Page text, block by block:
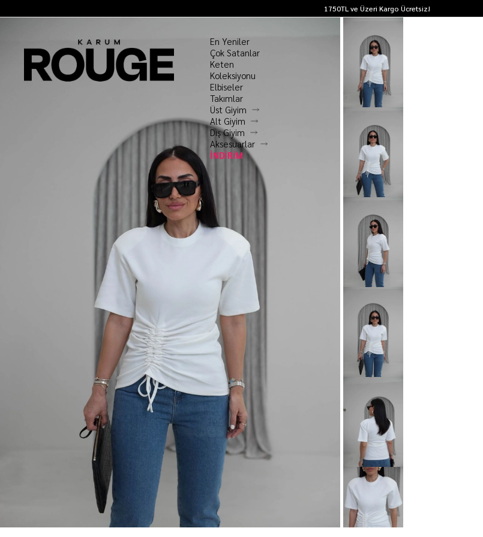
1750TL ve Üzeri Kargo Ücretsiz!
En Yeniler
Çok Satanlar
Keten
Koleksiyonu
Elbiseler
Takımlar
Üst Giyim
Alt Giyim
Dış Giyim
Aksesuarlar
İNDİRİM